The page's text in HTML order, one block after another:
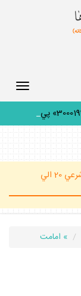
(ساعت پاسخگوي احكام شرعي 20 الي
» امامت